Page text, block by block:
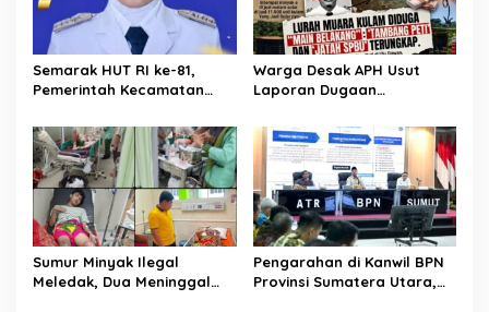
Semarak HUT RI ke-81,
Pemerintah Kecamatan
Lomba
Warga Desak APH Usut
Laporan Dugaan
Muara Kulam
Sumur Minyak Ilegal
Meledak, Dua Meninggal
Pengarahan di Kanwil BPN
Provinsi Sumatera Utara,